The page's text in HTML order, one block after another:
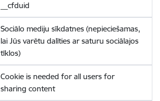
__cfduid
Sociālo mediju sīkdatnes (nepieciešamas,
lai Jūs varētu dalīties ar saturu sociālajos
tīklos)
Cookie is needed for all users for
sharing content